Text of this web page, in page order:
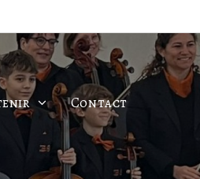
Contact